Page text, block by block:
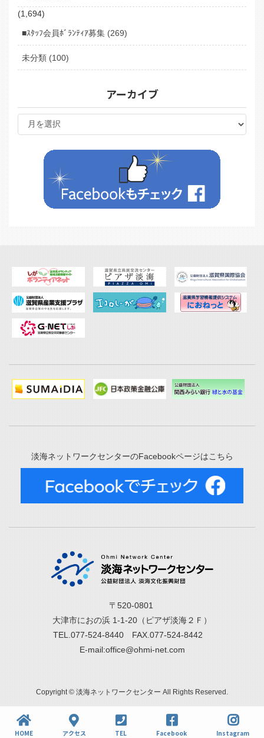
(1,694)
■ｽﾀｯﾌ会員ﾎﾞﾗﾝﾃｨｱ募集 (269)
未分類 (100)
アーカイブ
淡海ネットワークセンターのFacebookページはこちら
〒520-0801
大津市におの浜 1-1-20（ピアザ淡海２Ｆ）
TEL.077-524-8440 FAX.077-524-8442
E-mail:office@ohmi-net.com
Copyright © 淡海ネットワークセンター All Rights Reserved.
HOME アクセス TEL Facebook Instagram